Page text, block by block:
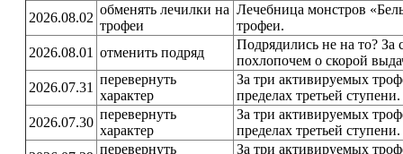
2026.08.02
обменять лечилки на
трофеи
Лечебница монстров
трофеи.
2026.08.01 отменить подряд
Подрядились не на то?
похлопочем о скорой
2026.07.31
перевернуть
характер
За три активируемых
пределах третьей ступени.
2026.07.30
перевернуть
характер
За три активируемых
пределах третьей ступени.
перевернуть
За три активируемых